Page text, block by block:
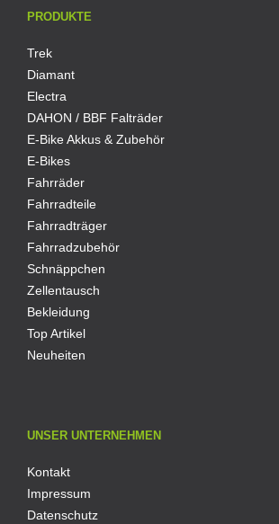
PRODUKTE
Trek
Diamant
Electra
DAHON / BBF Falträder
E-Bike Akkus & Zubehör
E-Bikes
Fahrräder
Fahrradteile
Fahrradträger
Fahrradzubehör
Schnäppchen
Zellentausch
Bekleidung
Top Artikel
Neuheiten
UNSER UNTERNEHMEN
Kontakt
Impressum
Datenschutz